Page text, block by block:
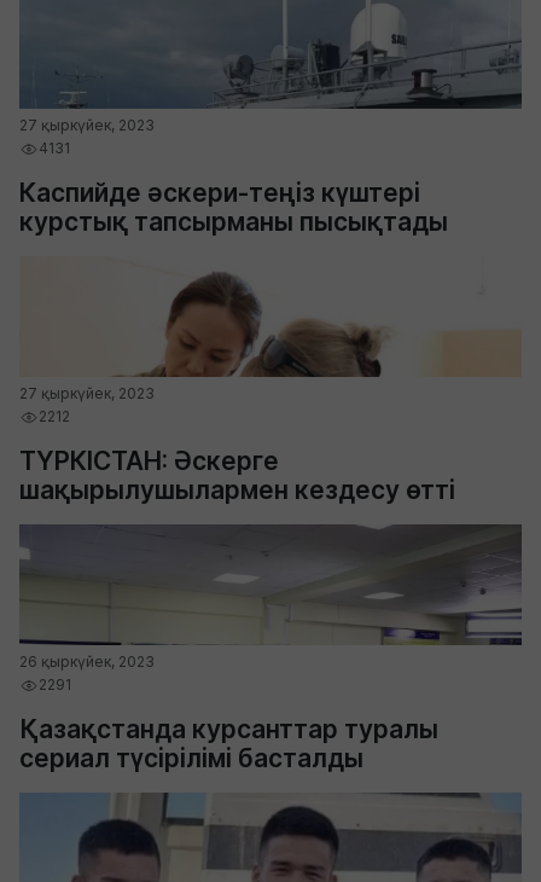
27 қыркүйек, 2023
4131
Каспийде әскери-теңіз күштері
курстық тапсырманы пысықтады
27 қыркүйек, 2023
2212
ТҮРКІСТАН: Әскерге
шақырылушылармен кездесу өтті
26 қыркүйек, 2023
2291
Қазақстанда курсанттар туралы
сериал түсірілімі басталды